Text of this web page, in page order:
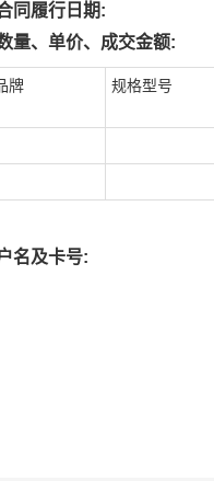
同履行日期:
量、单价、成交金额:
牌 规格型号
名及卡号: